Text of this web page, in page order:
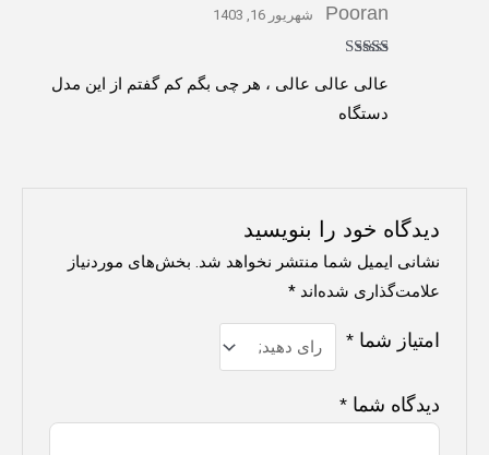
Pooran شهریور 16, 1403
عالی عالی عالی ، هر چی بگم کم گفتم از این مدل
دستگاه
دیدگاه خود را بنویسید
نشانی ایمیل شما منتشر نخواهد شد. بخش‌های موردنیاز
علامت‌گذاری شده‌اند*
امتیاز شما*
دیدگاه شما*